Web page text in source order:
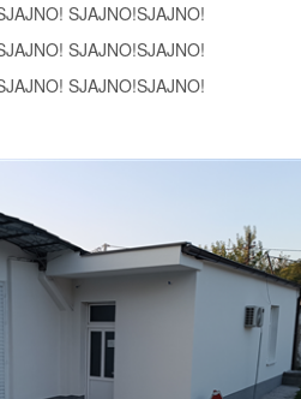
SJAJNO!SJAJNO!
SJAJNO!SJAJNO!
SJAJNO!SJAJNO!